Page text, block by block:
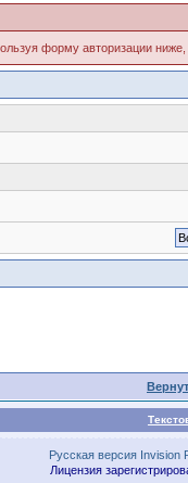
форму авторизации ниже,
Русская версия Invision
Лицензия